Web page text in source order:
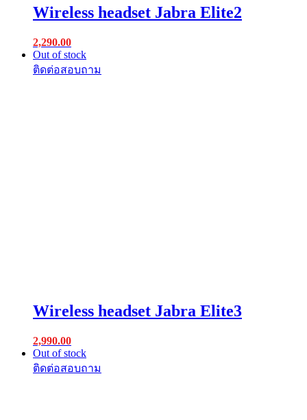
Wireless headset Jabra Elite2
2,290.00
Out of stock
Wireless headset Jabra Elite3
2,990.00
Out of stock